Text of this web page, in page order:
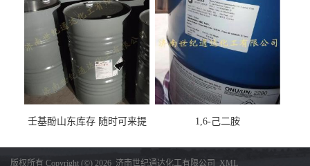
壬基酚山东库存 随时可来提
1,6-己二胺
版权所有 Copyright (©) 2026 济南世纪通达化工有限公司 XML